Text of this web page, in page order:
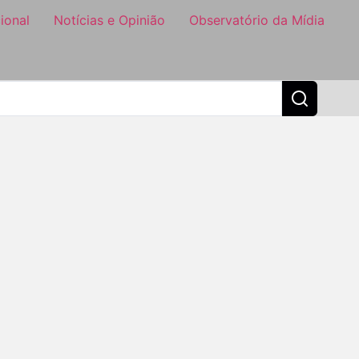
Notícias e Opinião Observatório da Mídia